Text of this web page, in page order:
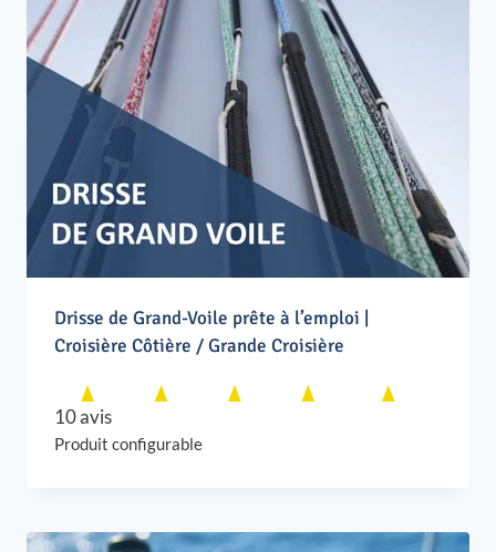
Drisse de Grand-Voile prête à l’emploi |
Croisière Côtière / Grande Croisière
10 avis
Produit configurable